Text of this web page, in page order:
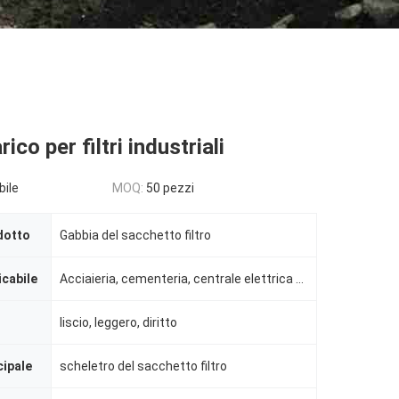
per filtri industriali
MOQ: 50 pezzi
Gabbia del sacchetto filtro
liscio, leggero, diritto
scheletro del sacchetto filtro